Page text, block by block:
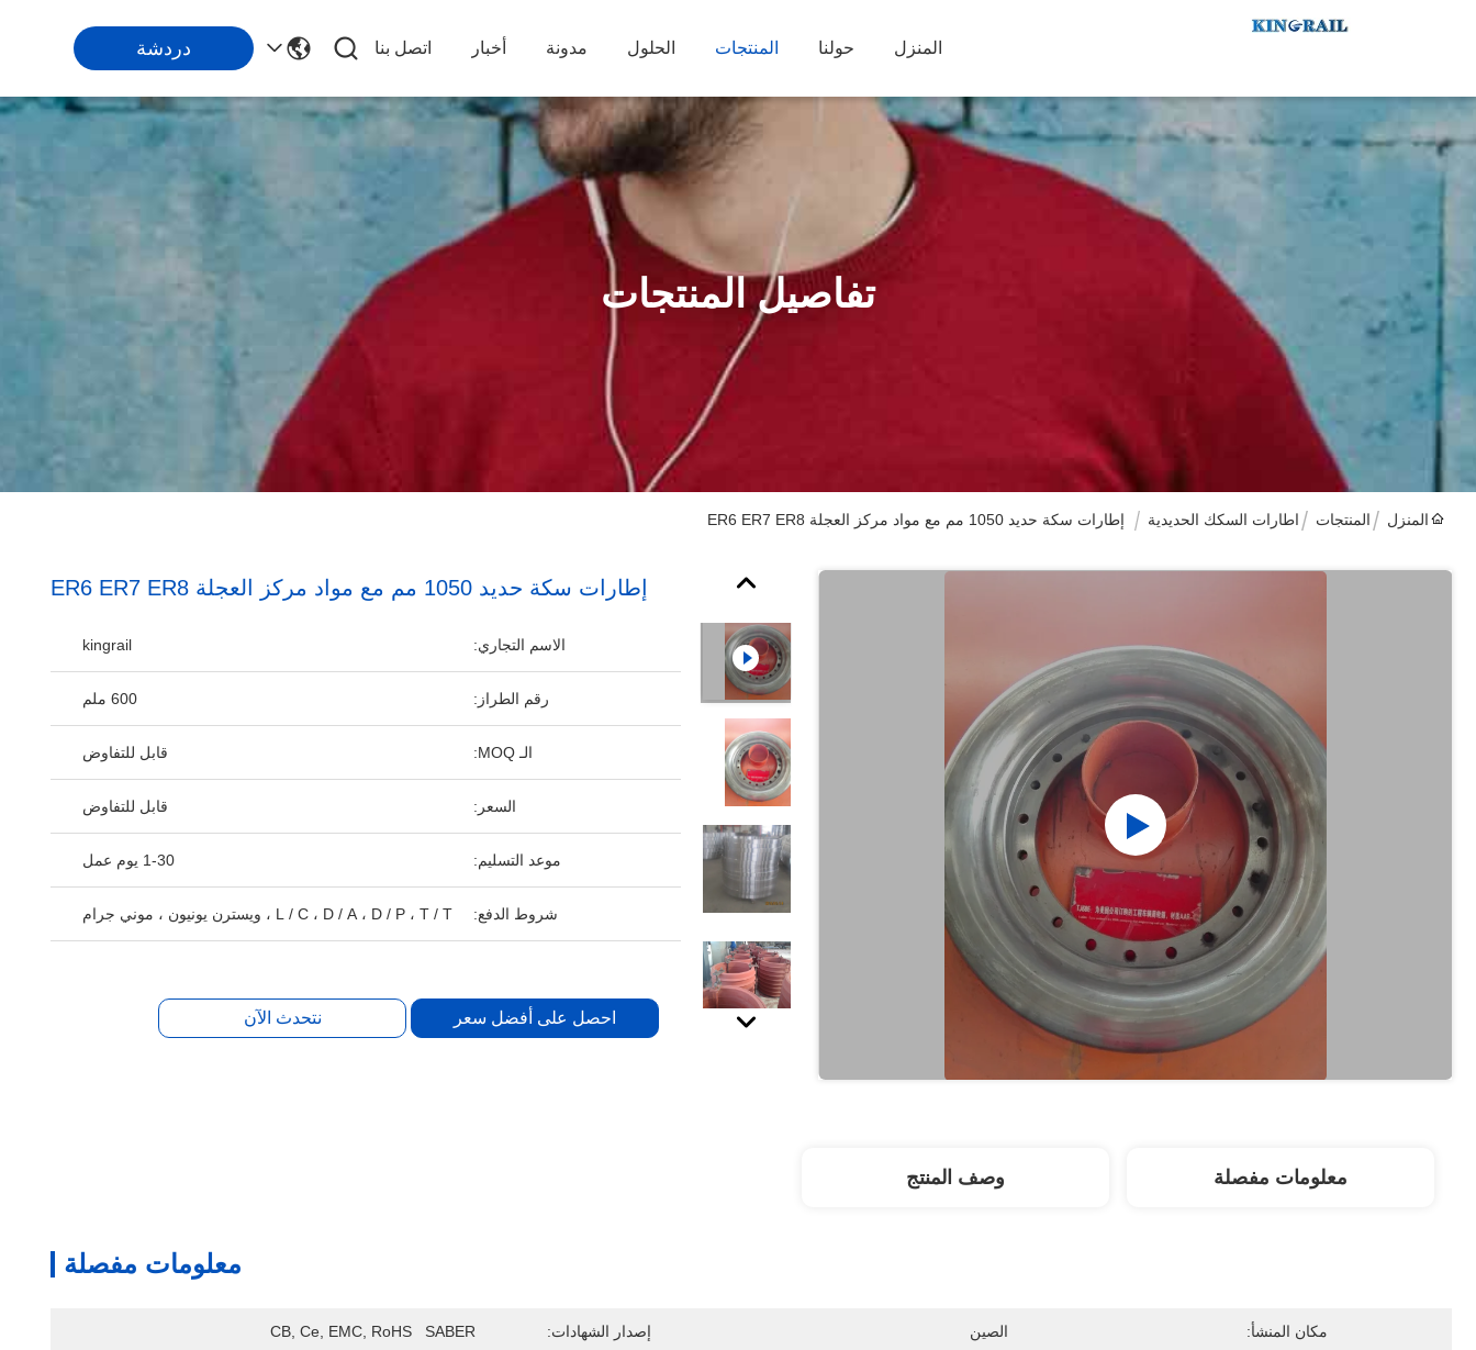
المنزل حولنا المنتجات الحلول مدونة أخبار اتصل بنا دردشة
تفاصيل المنتجات
المنزل المنتجات اطارات السكك الحديدية إطارات سكة حديد 1050 مم مع مواد مركز العجلة ER6 ER7 ER8
إطارات سكة حديد 1050 مم مع مواد مركز العجلة ER6 ER7 ER8
الاسم التجاري: kingrail
رقم الطراز: 600 ملم
الـ MOQ: قابل للتفاوض
السعر: قابل للتفاوض
موعد التسليم: 1-30 يوم عمل
شروط الدفع: L / C ، D / A ، D / P ، T / T ، ويسترن يونيون ، موني جرام
احصل على أفضل سعر نتحدث الآن
معلومات مفصلة وصف المنتج
معلومات مفصلة
مكان المنشأ: الصين إصدار الشهادات: CB, Ce, EMC, RoHS   SABER